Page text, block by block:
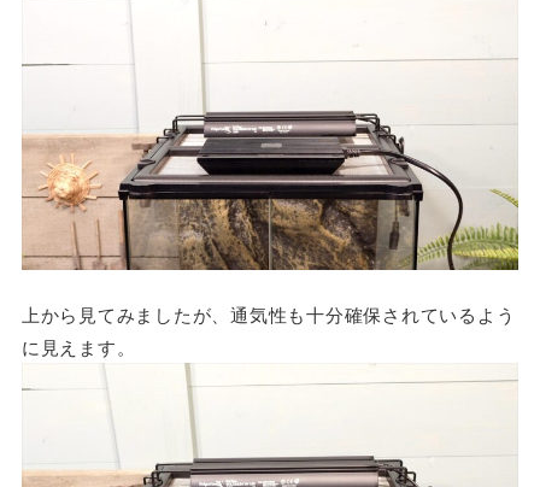
上から見てみましたが、通気性も十分確保されているよう
に見えます。